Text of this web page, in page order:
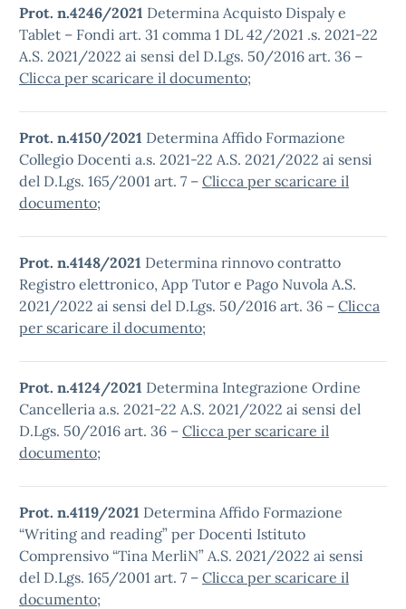
Prot. n.4246/2021 Determina Acquisto Dispaly e
Tablet – Fondi art. 31 comma 1 DL 42/2021 .s. 2021-22
A.S. 2021/2022 ai sensi del D.Lgs. 50/2016 art. 36 –
Clicca per scaricare il documento;
Prot. n.4150/2021 Determina Affido Formazione
Collegio Docenti a.s. 2021-22 A.S. 2021/2022 ai sensi
del D.Lgs. 165/2001 art. 7 – Clicca per scaricare il
documento;
Prot. n.4148/2021 Determina rinnovo contratto
Registro elettronico, App Tutor e Pago Nuvola A.S.
2021/2022 ai sensi del D.Lgs. 50/2016 art. 36 – Clicca
per scaricare il documento;
Prot. n.4124/2021 Determina Integrazione Ordine
Cancelleria a.s. 2021-22 A.S. 2021/2022 ai sensi del
D.Lgs. 50/2016 art. 36 – Clicca per scaricare il
documento;
Prot. n.4119/2021 Determina Affido Formazione
“Writing and reading” per Docenti Istituto
Comprensivo “Tina MerliN” A.S. 2021/2022 ai sensi
del D.Lgs. 165/2001 art. 7 – Clicca per scaricare il
documento;